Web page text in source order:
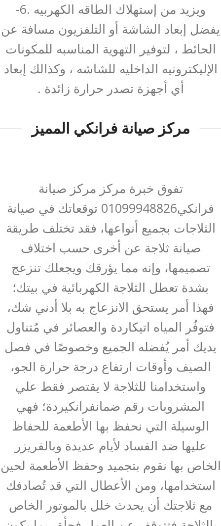
ويزيد من إستهلاك الطاقه الكهربيه .6-
يفضل إبعاد الشاشة أو التلفزيون مسافة عن
الحائط ، لتوفير التهوية المناسبه للمكونات
الإليكترونيه الداخليه للشاشه ، وكذالك إبعاد
أي أجهزة تصدر حرارة زائدة .
مركز صيانة فرانكي المميز
تفوق خبرة مركز مركز صيانة
فرانكي01099948826 توقعاتك في صيانة
الثلاجات بجميع أنواعها، فقد تختلف طريقة
صيانة ثلاجة عن أخرى حسب اختلاف
تصميمها، وإنه مما يؤرقك ويجعلك تنزعج
بشدة تعطل الثلاجة الكهربائية في بيتك؛
فهذا أمر يستحق الانزعاج به بلا أدني شك،
فتوفُر المياه اتيكاردة والعصائر في مُتناول
يديك أمر يُفضله الجميع وخصوصًا في فصل
الصيف وأوقات ارتفاع درجة حرارة الجو،
واستخدامنا للثلاجة لا يقتصر فقط علي
المشروبات رقم ضمانفرانكيردة؛ فهي
الوسيلة التي نحفظ بها الأطعمة للحفاظ
عليها ضد الفساد لأيام عديدة وبالفريزر
الخاص بها نقوم بتجميد وحفظ الأطعمة لحين
استخدامها، ومن الأعطال التي قد تُصادفك
مع ثلاجتك أن يحدث خلل بالموتور الخاص